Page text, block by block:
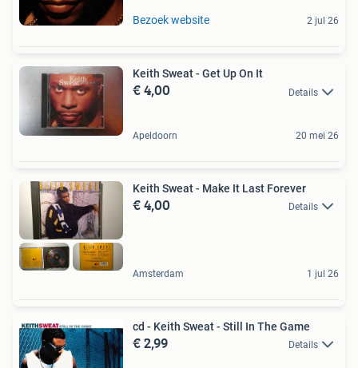
Bezoek website 2 jul 26
Keith Sweat - Get Up On It
€ 4,00 Details
Apeldoorn 20 mei 26
Keith Sweat - Make It Last Forever
€ 4,00 Details
Amsterdam 1 jul 26
cd - Keith Sweat - Still In The Game
€ 2,99 Details